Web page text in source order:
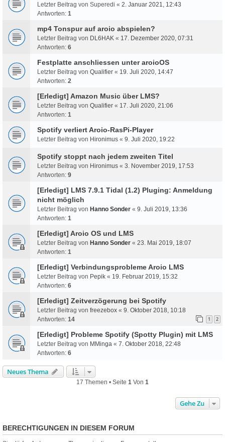
Letzter Beitrag von Superedi « 2. Januar 2021, 12:43
Antworten: 1
mp4 Tonspur auf aroio abspielen?
Letzter Beitrag von DL6HAK « 17. Dezember 2020, 07:31
Antworten: 6
Festplatte anschliessen unter aroioOS
Letzter Beitrag von Qualifier « 19. Juli 2020, 14:47
Antworten: 2
[Erledigt] Amazon Music über LMS?
Letzter Beitrag von Qualifier « 17. Juli 2020, 21:06
Antworten: 1
Spotify verliert Aroio-RasPi-Player
Letzter Beitrag von Hironimus « 9. Juli 2020, 19:22
Spotify stoppt nach jedem zweiten Titel
Letzter Beitrag von Hironimus « 3. November 2019, 17:53
Antworten: 9
[Erledigt] LMS 7.9.1 Tidal (1.2) Pluging: Anmeldung
nicht möglich
Letzter Beitrag von Hanno Sonder « 9. Juli 2019, 13:36
Antworten: 1
[Erledigt] Aroio OS und LMS
Letzter Beitrag von Hanno Sonder « 23. Mai 2019, 18:07
Antworten: 1
[Erledigt] Verbindungsprobleme Aroio LMS
Letzter Beitrag von Pepik « 19. Februar 2019, 15:32
Antworten: 6
[Erledigt] Zeitverzögerung bei Spotify
Letzter Beitrag von freezebox « 9. Oktober 2018, 10:18
Antworten: 14 1 2
[Erledigt] Probleme Spotify (Spotty Plugin) mit LMS
Letzter Beitrag von MMinga « 7. Oktober 2018, 22:48
Antworten: 6
Neues Thema
17 Themen • Seite 1 Von 1
Gehe Zu
BERECHTIGUNGEN IN DIESEM FORUM